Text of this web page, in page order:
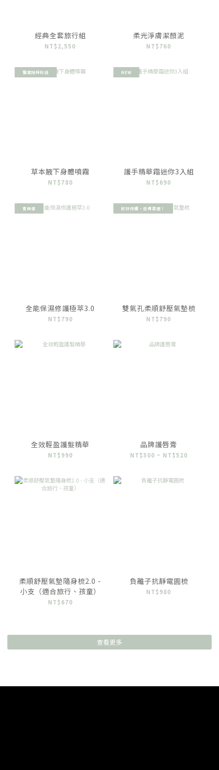
經典全套旅行組
NT$2,550
柔光淨膚潔顏泥
NT$760
獨家除味科技
草本腋下身體噴霧
NT$780
NEW
護手精華霜迷你3入組
NT$690
會員價
全能保濕修護極萃3.0
NT$790
好評持續，送禮首選！
雙氣孔柔順舒壓氣墊梳
NT$790
全效輕盈護髮精華
NT$990
品牌護唇膏
NT$500 ~ NT$520
柔順舒壓氣墊隨身梳2.0 -
小支（適合旅行、孩童）
NT$670
負離子抗靜電圓梳
NT$980
查看更多